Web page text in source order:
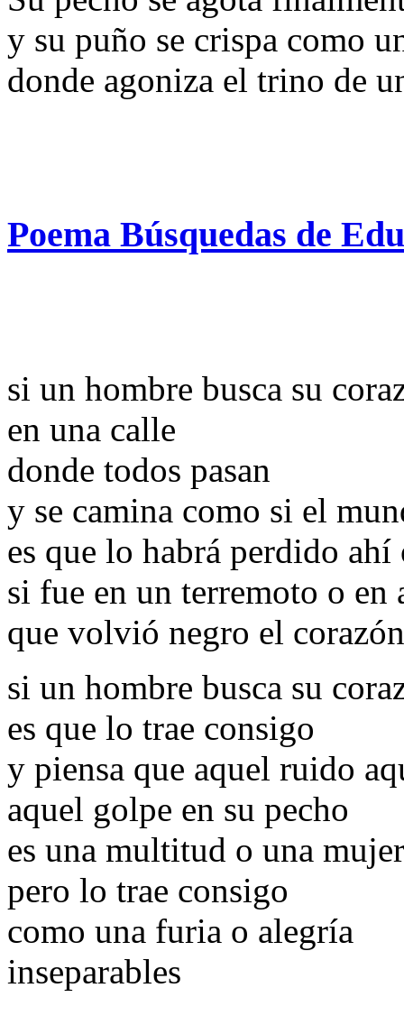
y su puño se crispa como
donde agoniza el trino de
Poema Búsquedas de
si un hombre busca su
en una calle
donde todos pasan
y se camina como si el
es que lo habrá perdido ahí
si fue en un terremoto o en
que volvió negro el
si un hombre busca su
es que lo trae consigo
y piensa que aquel ruido
aquel golpe en su pecho
es una multitud o una mujer
pero lo trae consigo
como una furia o alegría
inseparables